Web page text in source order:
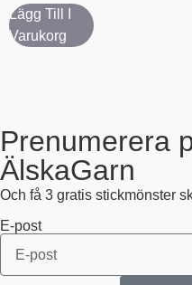
Lägg Till I
Varukorg
Prenumerera
ÄlskaGarn
Och få 3 gratis stickmönster
E-post